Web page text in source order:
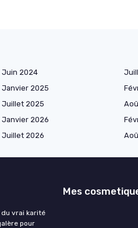
Juin 2024
Janvier 2025
Juillet 2025
Janvier 2026
Juillet 2026
du vrai karité
pour
Mes